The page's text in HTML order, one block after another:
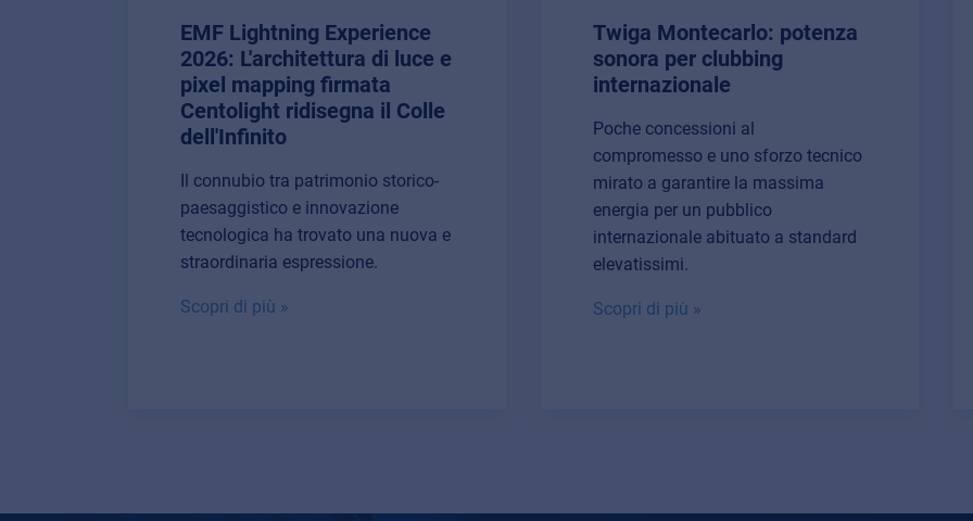
EMF Lightning Experience
2026: L'architettura di luce e
pixel mapping firmata
Centolight ridisegna il Colle
dell'Infinito
Il connubio tra patrimonio storico-
paesaggistico e innovazione
tecnologica ha trovato una nuova e
straordinaria espressione.
Scopri di più »
Twiga Montecarlo: potenza
sonora per clubbing
internazionale
Poche concessioni al
compromesso e uno sforzo tecnico
mirato a garantire la massima
energia per un pubblico
internazionale abituato a standard
elevatissimi.
Scopri di più »